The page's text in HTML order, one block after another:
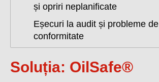
și opriri neplanificate
Eșecuri la audit și probleme de
conformitate
Soluția: OilSafe®